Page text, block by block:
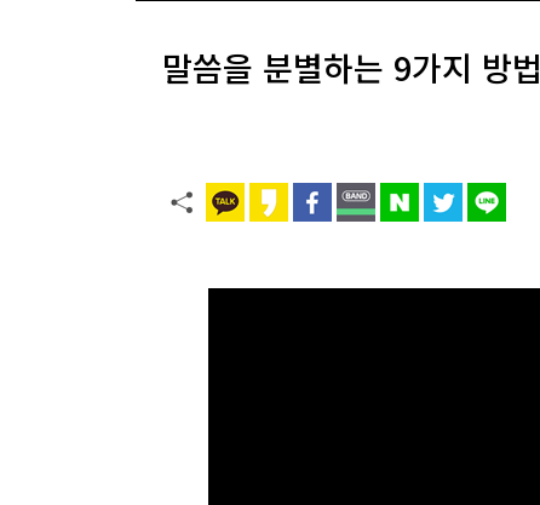
말씀을 분별하는 9가지 방법